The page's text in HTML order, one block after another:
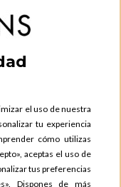
Barcelona
6,
el uso de nuestra
tu experiencia
cómo utilizas
aceptas el uso de
tus preferencias
Dispones de más